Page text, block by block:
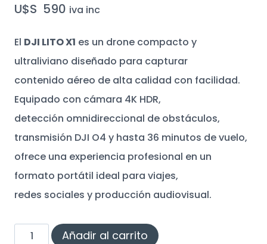
U$S 590 iva inc
El DJI LITO X1 es un drone compacto y
ultraliviano diseñado para capturar
contenido aéreo de alta calidad con facilidad.
Equipado con cámara 4K HDR,
detección omnidireccional de obstáculos,
transmisión DJI O4 y hasta 36 minutos de vuelo,
ofrece una experiencia profesional en un
formato portátil ideal para viajes,
redes sociales y producción audiovisual.
Añadir al carrito